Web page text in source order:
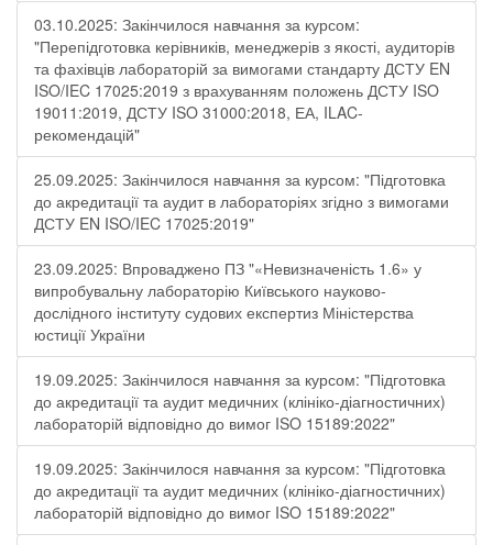
03.10.2025: Закінчилося навчання за курсом:
"Перепідготовка керівників, менеджерів з якості, аудиторів
та фахівців лабораторій за вимогами стандарту ДСТУ EN
ISO/IEC 17025:2019 з врахуванням положень ДСТУ ISO
19011:2019, ДСТУ ISO 31000:2018, ЕА, ILAC-
рекомендацій"
25.09.2025: Закінчилося навчання за курсом: "Підготовка
до акредитації та аудит в лабораторіях згідно з вимогами
ДСТУ EN ISO/IEC 17025:2019"
23.09.2025: Впроваджено ПЗ "«Невизначеність 1.6» у
випробувальну лабораторію Київського науково-
дослідного інституту судових експертиз Міністерства
юстиції України
19.09.2025: Закінчилося навчання за курсом: "Підготовка
до акредитації та аудит медичних (клініко-діагностичних)
лабораторій відповідно до вимог ISO 15189:2022"
19.09.2025: Закінчилося навчання за курсом: "Підготовка
до акредитації та аудит медичних (клініко-діагностичних)
лабораторій відповідно до вимог ISO 15189:2022"